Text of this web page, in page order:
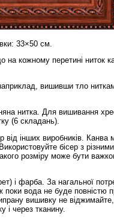
33×50 см.
кожному перетині ниток
вишивши тло
нитка. Для вишивання
(6 складань).
інших виробників.
бісер з
розміру може бути
і фарба. За нагальної
вода не буде повністю
вишивку не
і через тканину.